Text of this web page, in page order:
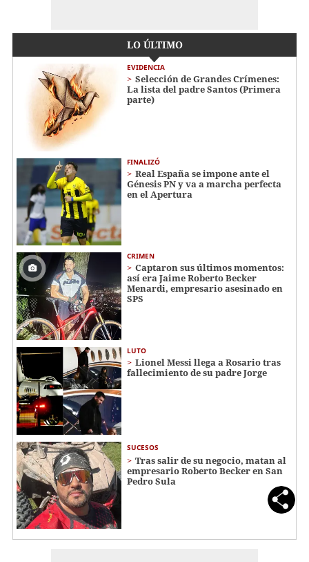
LO ÚLTIMO
EVIDENCIA
Selección de Grandes Crímenes:
La lista del padre Santos (Primera
parte)
FINALIZÓ
Real España se impone ante el
Génesis PN y va a marcha perfecta
en el Apertura
CRIMEN
Captaron sus últimos momentos:
así era Jaime Roberto Becker
Menardi​​​, empresario asesinado en
SPS
LUTO
Lionel Messi llega a Rosario tras
fallecimiento de su padre Jorge
SUCESOS
Tras salir de su negocio, matan al
empresario Roberto Becker en San
Pedro Sula